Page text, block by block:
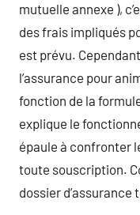
mutuelle annexe ),
des frais impliqués
est prévu.
l’assurance pour
fonction de la
explique le
épaule à confronter
toute souscription.
dossier d’assurance